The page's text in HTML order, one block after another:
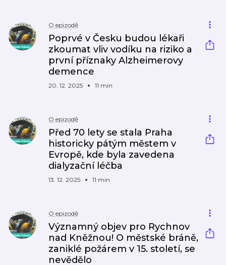
O epizodě
Poprvé v Česku budou lékaři
zkoumat vliv vodíku na riziko a
první příznaky Alzheimerovy
demence
20. 12. 2025 11 min
O epizodě
Před 70 lety se stala Praha
historicky pátým městem v
Evropě, kde byla zavedena
dialyzační léčba
13. 12. 2025 11 min
O epizodě
Významný objev pro Rychnov
nad Kněžnou! O městské bráně,
zaniklé požárem v 15. století, se
nevědělo